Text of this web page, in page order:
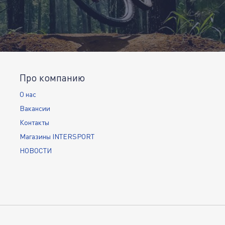
Про компанию
О нас
Вакансии
Контакты
Магазины INTERSPORT
НОВОСТИ